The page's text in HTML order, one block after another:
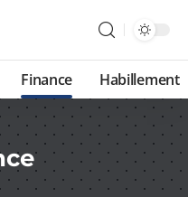
Finance Habillement